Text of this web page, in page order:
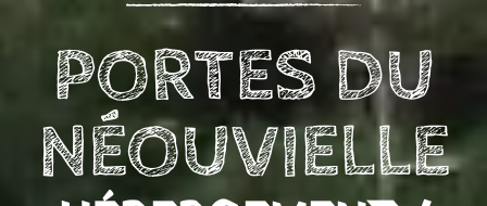
PORTES DU
NÉOUVIELLE